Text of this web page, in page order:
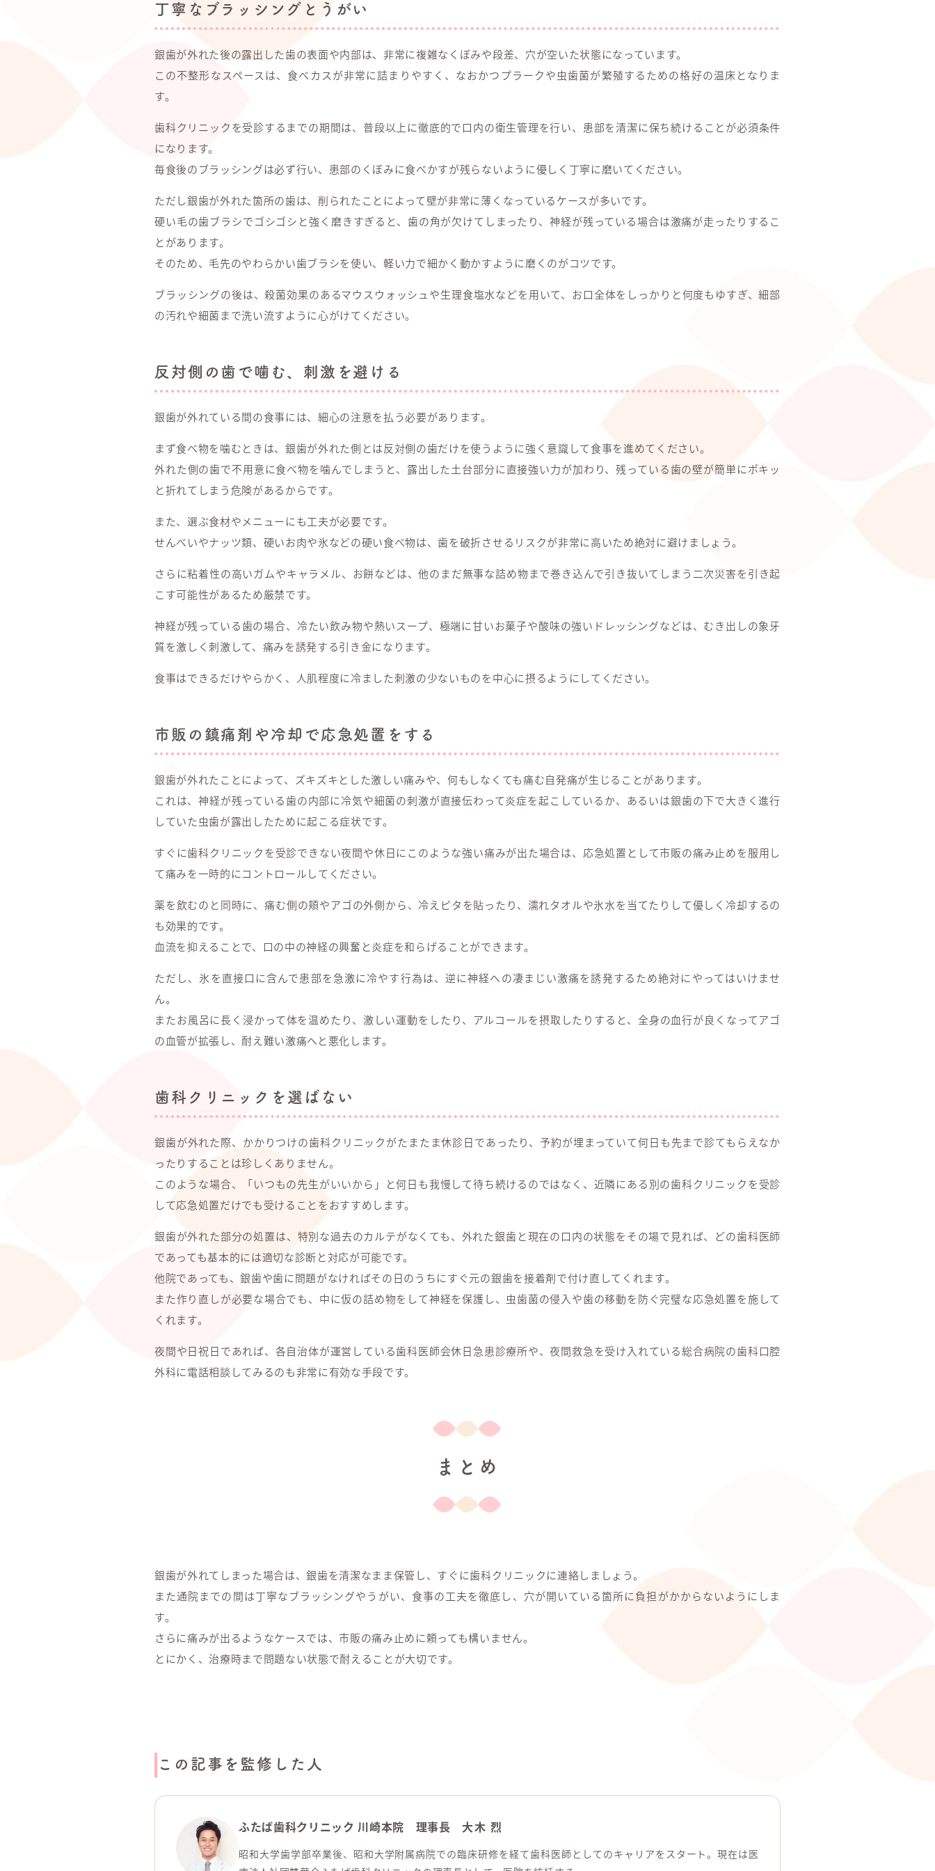
丁寧なブラッシングとうがい
銀歯が外れた後の露出した歯の表面や内部は、非常に複雑なくぼみや段差、穴が空いた状態になっています。
この不整形なスペースは、食べカスが非常に詰まりやすく、なおかつプラークや虫歯菌が繁殖するための格好の温床となりま
す。
歯科クリニックを受診するまでの期間は、普段以上に徹底的で口内の衛生管理を行い、患部を清潔に保ち続けることが必須条件
になります。
毎食後のブラッシングは必ず行い、患部のくぼみに食べかすが残らないように優しく丁寧に磨いてください。
ただし銀歯が外れた箇所の歯は、削られたことによって壁が非常に薄くなっているケースが多いです。
硬い毛の歯ブラシでゴシゴシと強く磨きすぎると、歯の角が欠けてしまったり、神経が残っている場合は激痛が走ったりするこ
とがあります。
そのため、毛先のやわらかい歯ブラシを使い、軽い力で細かく動かすように磨くのがコツです。
ブラッシングの後は、殺菌効果のあるマウスウォッシュや生理食塩水などを用いて、お口全体をしっかりと何度もゆすぎ、細部
の汚れや細菌まで洗い流すように心がけてください。
反対側の歯で噛む、刺激を避ける
銀歯が外れている間の食事には、細心の注意を払う必要があります。
まず食べ物を噛むときは、銀歯が外れた側とは反対側の歯だけを使うように強く意識して食事を進めてください。
外れた側の歯で不用意に食べ物を噛んでしまうと、露出した土台部分に直接強い力が加わり、残っている歯の壁が簡単にポキッ
と折れてしまう危険があるからです。
また、選ぶ食材やメニューにも工夫が必要です。
せんべいやナッツ類、硬いお肉や氷などの硬い食べ物は、歯を破折させるリスクが非常に高いため絶対に避けましょう。
さらに粘着性の高いガムやキャラメル、お餅などは、他のまだ無事な詰め物まで巻き込んで引き抜いてしまう二次災害を引き起
こす可能性があるため厳禁です。
神経が残っている歯の場合、冷たい飲み物や熱いスープ、極端に甘いお菓子や酸味の強いドレッシングなどは、むき出しの象牙
質を激しく刺激して、痛みを誘発する引き金になります。
食事はできるだけやらかく、人肌程度に冷ました刺激の少ないものを中心に摂るようにしてください。
市販の鎮痛剤や冷却で応急処置をする
銀歯が外れたことによって、ズキズキとした激しい痛みや、何もしなくても痛む自発痛が生じることがあります。
これは、神経が残っている歯の内部に冷気や細菌の刺激が直接伝わって炎症を起こしているか、あるいは銀歯の下で大きく進行
していた虫歯が露出したために起こる症状です。
すぐに歯科クリニックを受診できない夜間や休日にこのような強い痛みが出た場合は、応急処置として市販の痛み止めを服用し
て痛みを一時的にコントロールしてください。
薬を飲むのと同時に、痛む側の頬やアゴの外側から、冷えピタを貼ったり、濡れタオルや氷水を当てたりして優しく冷却するの
も効果的です。
血流を抑えることで、口の中の神経の興奮と炎症を和らげることができます。
ただし、氷を直接口に含んで患部を急激に冷やす行為は、逆に神経への凄まじい激痛を誘発するため絶対にやってはいけませ
ん。
またお風呂に長く浸かって体を温めたり、激しい運動をしたり、アルコールを摂取したりすると、全身の血行が良くなってアゴ
の血管が拡張し、耐え難い激痛へと悪化します。
歯科クリニックを選ばない
銀歯が外れた際、かかりつけの歯科クリニックがたまたま休診日であったり、予約が埋まっていて何日も先まで診てもらえなか
ったりすることは珍しくありません。
このような場合、「いつもの先生がいいから」と何日も我慢して待ち続けるのではなく、近隣にある別の歯科クリニックを受診
して応急処置だけでも受けることをおすすめします。
銀歯が外れた部分の処置は、特別な過去のカルテがなくても、外れた銀歯と現在の口内の状態をその場で見れば、どの歯科医師
であっても基本的には適切な診断と対応が可能です。
他院であっても、銀歯や歯に問題がなければその日のうちにすぐ元の銀歯を接着剤で付け直してくれます。
また作り直しが必要な場合でも、中に仮の詰め物をして神経を保護し、虫歯菌の侵入や歯の移動を防ぐ完璧な応急処置を施して
くれます。
夜間や日祝日であれば、各自治体が運営している歯科医師会休日急患診療所や、夜間救急を受け入れている総合病院の歯科口腔
外科に電話相談してみるのも非常に有効な手段です。
まとめ
銀歯が外れてしまった場合は、銀歯を清潔なまま保管し、すぐに歯科クリニックに連絡しましょう。
また通院までの間は丁寧なブラッシングやうがい、食事の工夫を徹底し、穴が開いている箇所に負担がかからないようにしま
す。
さらに痛みが出るようなケースでは、市販の痛み止めに頼っても構いません。
とにかく、治療時まで問題ない状態で耐えることが大切です。
この記事を監修した人
ふたば歯科クリニック 川崎本院 理事長 大木 烈
昭和大学歯学部卒業後、昭和大学附属病院での臨床研修を経て歯科医師としてのキャリアをスタート。現在は医